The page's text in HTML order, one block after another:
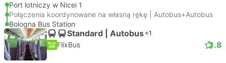
Port lotniczy w Nicei 1
Połączenia koordynowane na własną rękę | Autobus+Autobus
Bologna Bus Station
Standard | Autobus +1
FlixBus 3.8